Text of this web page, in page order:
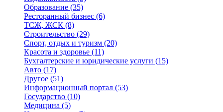
Образование (35)
Ресторанный бизнес (6)
ТСЖ, ЖСК (8)
Строительство (29)
Спорт, отдых и туризм (20)
Красота и здоровье (11)
Бухгалтерские и юридические услуги (15)
Авто (17)
Другое (51)
Информационный портал (53)
Государство (10)
Медицина (5)